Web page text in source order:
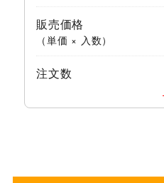
販売価格
（単価 × 入数）
注文数